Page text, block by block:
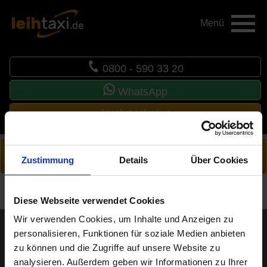
Zustimmung Details Über Cookies
Diese Webseite verwendet Cookies
Wir verwenden Cookies, um Inhalte und Anzeigen zu
personalisieren, Funktionen für soziale Medien anbieten
zu können und die Zugriffe auf unsere Website zu
analysieren. Außerdem geben wir Informationen zu Ihrer
0800 - 590 33 20
WhatsApp
Angebot anfordern
Track!
Sie erreichen uns unter:
0800 - 590 33 20